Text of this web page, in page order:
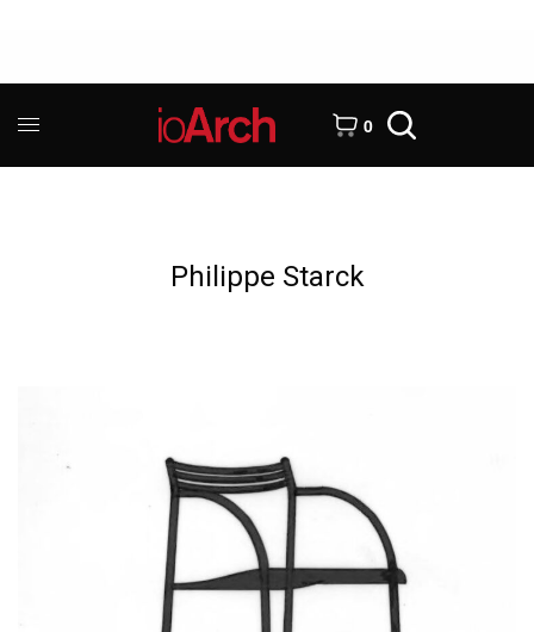
0
Philippe Starck